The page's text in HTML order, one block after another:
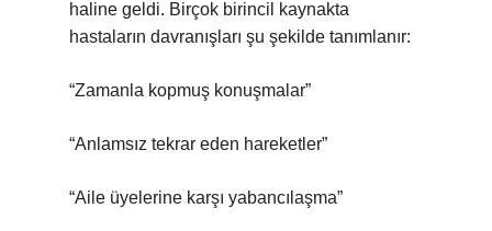
haline geldi. Birçok birincil kaynakta
hastaların davranışları şu şekilde tanımlanır:
“Zamanla kopmuş konuşmalar”
“Anlamsız tekrar eden hareketler”
“Aile üyelerine karşı yabancılaşma”